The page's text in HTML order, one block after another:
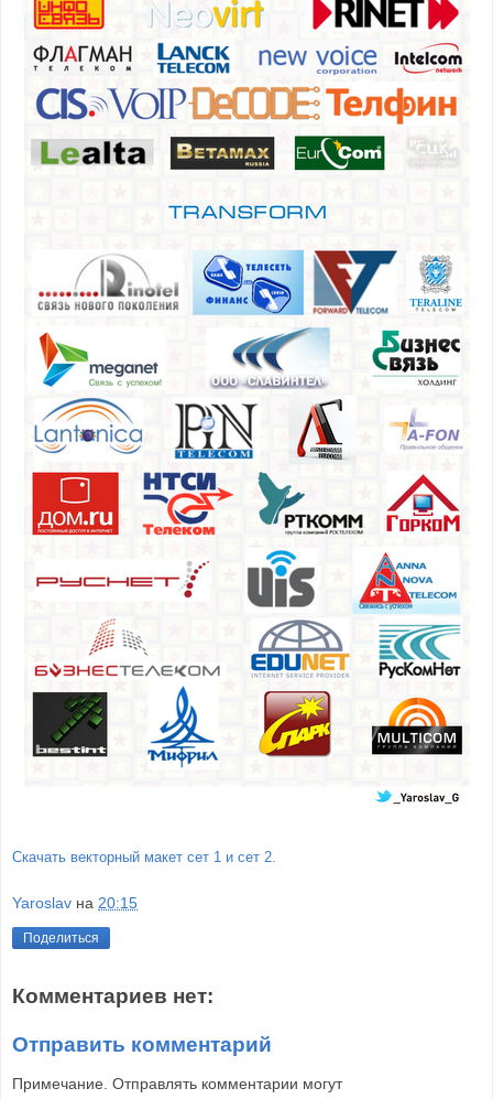
Скачать векторный макет сет 1 и сет 2.
Yaroslav на 20:15
Поделиться
Комментариев нет:
Отправить комментарий
Примечание. Отправлять комментарии могут